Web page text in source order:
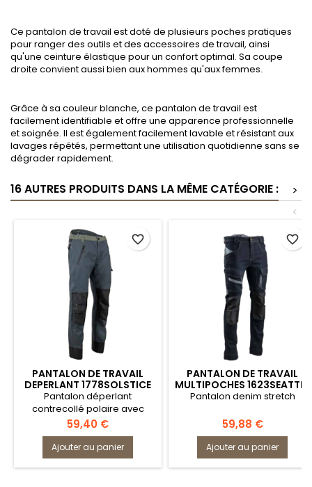
Ce pantalon de travail est doté de plusieurs poches pratiques
pour ranger des outils et des accessoires de travail, ainsi
qu'une ceinture élastique pour un confort optimal. Sa coupe
droite convient aussi bien aux hommes qu'aux femmes.
Grâce à sa couleur blanche, ce pantalon de travail est
facilement identifiable et offre une apparence professionnelle
et soignée. Il est également facilement lavable et résistant aux
lavages répétés, permettant une utilisation quotidienne sans se
dégrader rapidement.
16 AUTRES PRODUITS DANS LA MÊME CATÉGORIE :
>
<
PANTALON DE TRAVAIL
DEPERLANT 1778SOLSTICE
Pantalon déperlant
contrecollé polaire avec
membrane imper-respirante
Prix
59,40 €
Ajouter au panier
favorite_border
PANTALON DE TRAVAIL
MULTIPOCHES 1623SEATTLE
Pantalon denim stretch
Prix
59,88 €
Ajouter au panier
favorite_border